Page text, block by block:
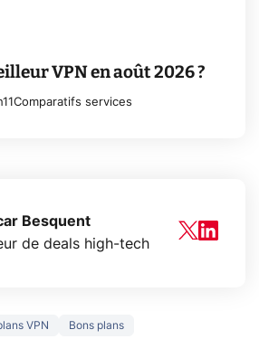
VPN en août 2026 ?
Comparatifs services
Besquent
de deals high-tech
VPN
Bons plans